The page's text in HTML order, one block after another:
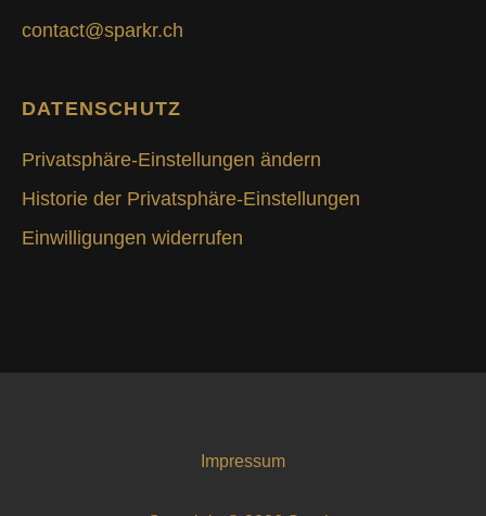
contact@sparkr.ch
DATENSCHUTZ
Privatsphäre-Einstellungen ändern
Historie der Privatsphäre-Einstellungen
Einwilligungen widerrufen
Impressum